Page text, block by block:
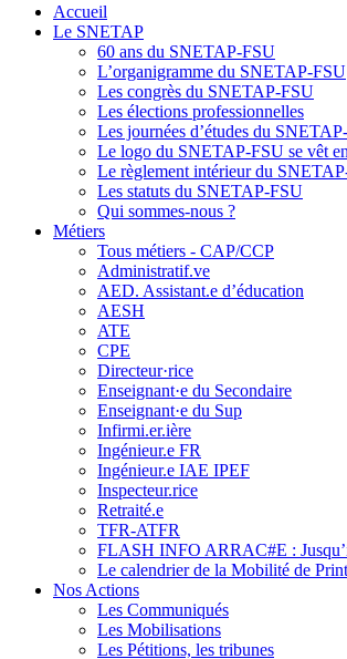
Accueil
Le SNETAP
60 ans du SNETAP-FSU
L’organigramme du SNETAP-FSU
Les congrès du SNETAP-FSU
Les élections professionnelles
Les journées d’études du
Le logo du SNETAP-FSU se vêt
Le règlement intérieur du
Les statuts du SNETAP-FSU
Qui sommes-nous ?
Métiers
Tous métiers - CAP/CCP
Administratif.ve
AED. Assistant.e d’éducation
AESH
ATE
CPE
Directeur·rice
Enseignant·e du Secondaire
Enseignant·e du Sup
Infirmi.er.ière
Ingénieur.e FR
Ingénieur.e IAE IPEF
Inspecteur.rice
Retraité.e
TFR-ATFR
FLASH INFO ARRAC#E :
Le calendrier de la Mobilité de
Nos Actions
Les Communiqués
Les Mobilisations
Les Pétitions, les tribunes